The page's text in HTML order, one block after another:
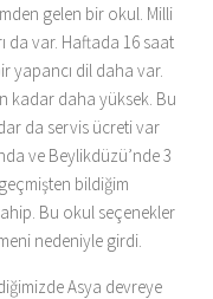
gelen bir okul. Milli
da var. Haftada 16 saat
yapancı dil daha var.
kadar daha yüksek. Bu
da servis ücreti var
ve Beylikdüzü’nde 3
bildiğim
Bu okul seçenekler
nedeniyle girdi.
Asya devreye